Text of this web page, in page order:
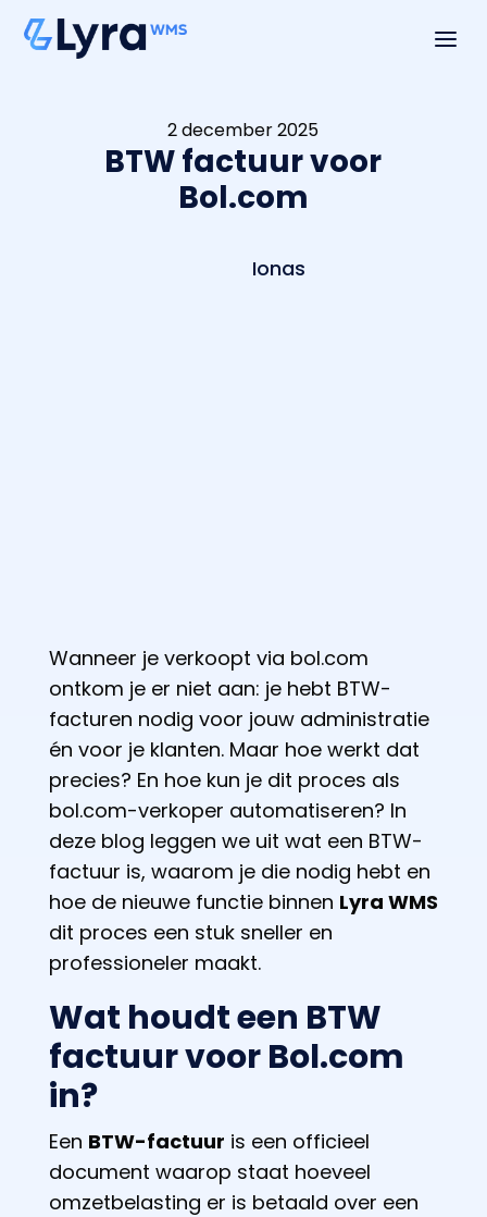
a
2 december 2025
BTW factuur voor
Bol.com
Ionas
Wanneer je verkoopt via bol.com
ontkom je er niet aan: je hebt BTW-
facturen nodig voor jouw administratie
én voor je klanten. Maar hoe werkt dat
precies? En hoe kun je dit proces als
bol.com-verkoper automatiseren? In
deze blog leggen we uit wat een BTW-
factuur is, waarom je die nodig hebt en
hoe de nieuwe functie binnen Lyra WMS
dit proces een stuk sneller en
professioneler maakt.
Wat houdt een BTW
factuur voor Bol.com
in?
Een BTW-factuur is een officieel
document waarop staat hoeveel
omzetbelasting er is betaald over een